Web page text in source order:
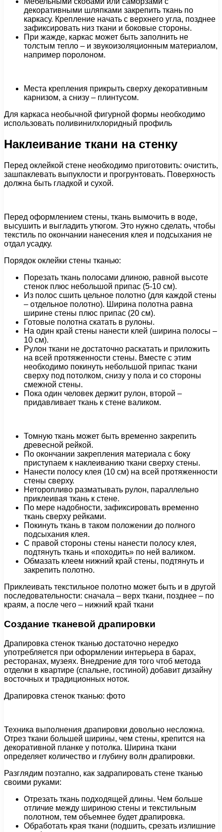
декоративными шляпками закрепить ткань по
каркасу. Крепление начать с верхнего угла, позднее
зафиксировать низ ткани и боковые стороны.
При жажде, каркас может быть заполнить не
толстым тепло – и звукоизоляционным материалом,
например поролоном.
Места крепления прикрыть сверху декоративным
карнизом, а снизу – плинтусом.
Для каркаса необычной фигурной формы необходимо
использовать поливинилхлоридный профиль
Наклеивание ткани на стенку
Перед оклейкой стене необходимо приготовить: очистить,
зашпаклевать выпуклости и прогрунтовать. Поверхность
должна быть гладкой и сухой.
Перед оформлением стены, ткань вымочить в воде,
высушить и выгладить утюгом. Это нужно сделать, чтобы
текстиль по окончании нанесения клея и подсыхания не
отдал усадку.
Порядок оклейки стены тканью:
Порезать ткань полосами длиною, равной высоте
стенок плюс небольшой припас (5-10 см).
Из полос сшить цельное полотно (для каждой стены
– отдельное полотно). Ширина полотна равна
ширине стены плюс припас (20 см).
Готовые полотна скатать в рулоны.
На один край стены нанести клей (ширина полосы –
10 см).
Рулон ткани не достаточно раскатать и приложить
на всей протяженности стены. Вместе с этим
необходимо покинуть небольшой припас ткани
сверху под потолком, снизу у пола и со стороны
смежной стены.
Пока один человек держит рулон, второй –
придавливает ткань к стене валиком.
Томную ткань может быть временно закрепить
древесной рейкой.
По окончании закрепления материала с боку
приступаем к наклеиванию ткани сверху стены.
Нанести полосу клея (10 см) на всей протяженности
стены сверху.
Неторопливо разматывать рулон, параллельно
приклеивая ткань к стене.
По мере надобности, зафиксировать временно
ткань сверху рейками.
Покинуть ткань в таком положении до полного
подсыхания клея.
С правой стороны стены нанести полосу клея,
подтянуть ткань и «походить» по ней валиком.
Обмазать клеем нижний край стены, подтянуть и
закрепить полотно.
Приклеивать текстильное полотно может быть и в другой
последовательности: сначала – верх ткани, позднее – по
краям, а после чего – нижний край ткани
Создание тканевой драпировки
Драпировка стенок тканью достаточно нередко
употребляется при оформлении интерьера в барах,
ресторанах, музеях. Внедрение для того чтоб метода
отделки в квартире (спальне, гостиной) добавит дизайну
восточных и традиционных ноток.
Драпировка стенок тканью: фото
Техника выполнения драпировки довольно несложна.
Отрез ткани большей ширины, чем стены, крепится на
декоративной планке у потолка. Ширина ткани
определяет количество и глубину волн драпировки.
Разглядим поэтапно, как задрапировать стене тканью
своими руками:
Отрезать ткань подходящей длины. Чем больше
отличие между шириною стены и текстильным
полотном, тем объемнее будет драпировка.
Обработать края ткани (подшить, срезать излишние